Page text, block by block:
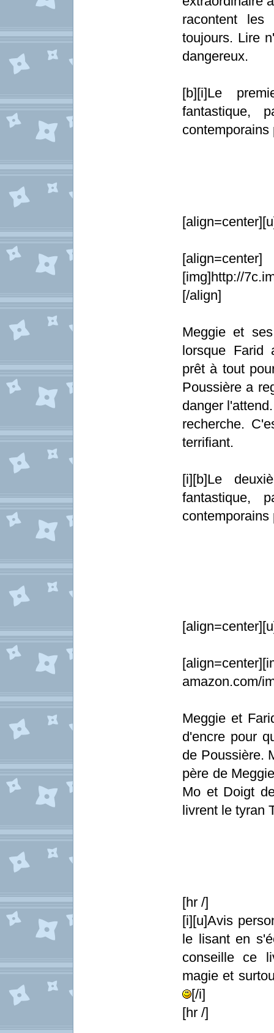
racontent
toujours. Lire
dangereux.
[b][i]Le
fantastique,
[align=center]
[img]http://
[/align]
Meggie et
lorsque Farid
prêt à tout
Poussière a
danger
recherche.
terrifiant.
[i][b]Le
fantastique,
amazon.com/
Meggie et
d'encre pour
de Poussière.
père de
Mo et Doigt
livrent le tyran
[hr /]
[i][u]Avis
le lisant en
conseille ce
magie et
[/i]
[hr /]